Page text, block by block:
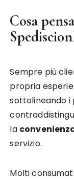
Cosa
Sempre più
propria
sottolineando i
la
servizio.
Molti